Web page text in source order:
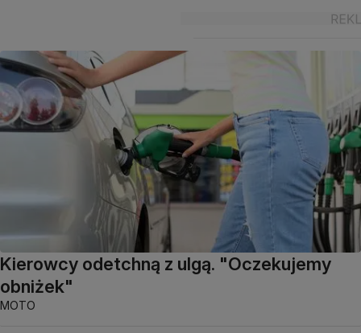
Kierowcy odetchną z ulgą. "Oczekujemy
obniżek"
MOTO